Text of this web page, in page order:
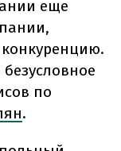
еще
по
.